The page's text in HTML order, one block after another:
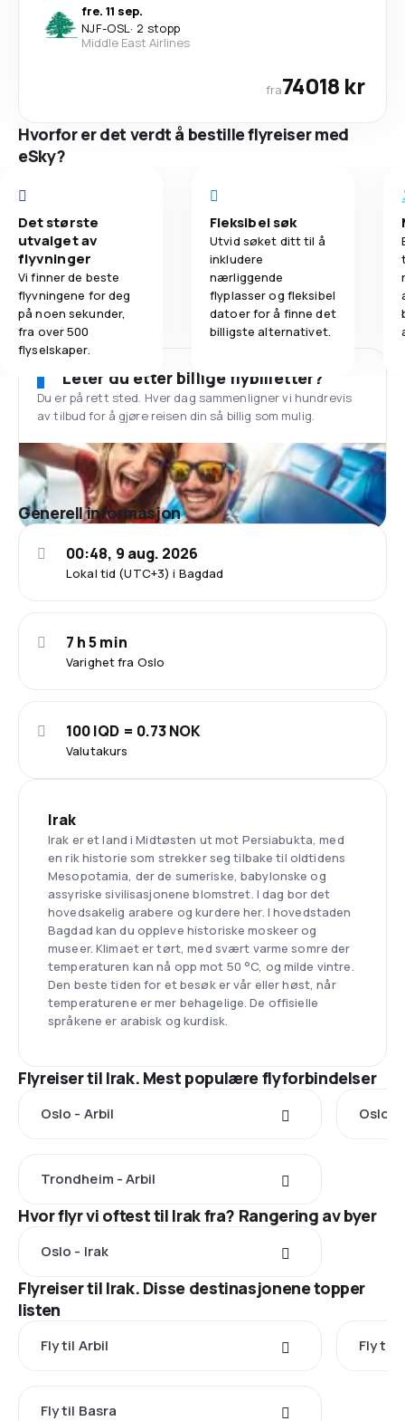
fre. 11 sep.
NJF-OSL· 2 stopp
Middle East Airlines
fra74018 kr
Hvorfor er det verdt å bestille flyreiser med
eSky?
Det største
utvalget av
flyvninger
Vi finner de beste
flyvningene for deg
på noen sekunder,
fra over 500
flyselskaper.
Fleksibel søk
Utvid søket ditt til å
inkludere
nærliggende
flyplasser og fleksibel
datoer for å finne det
billigste alternativet.
Leter du etter billige flybilletter?
Du er på rett sted. Hver dag sammenligner vi hundrevis
av tilbud for å gjøre reisen din så billig som mulig.
Generell informasjon
Lokal tid (UTC+3) i Bagdad
00:48, 9 aug. 2026
Varighet fra Oslo
7 h 5 min
Valutakurs
100 IQD = 0.73 NOK
Irak
Irak er et land i Midtøsten ut mot Persiabukta, med
en rik historie som strekker seg tilbake til oldtidens
Mesopotamia, der de sumeriske, babylonske og
assyriske sivilisasjonene blomstret. I dag bor det
hovedsakelig arabere og kurdere her. I hovedstaden
Bagdad kan du oppleve historiske moskeer og
museer. Klimaet er tørt, med svært varme somre der
temperaturen kan nå opp mot 50 °C, og milde vintre.
Den beste tiden for et besøk er vår eller høst, når
temperaturene er mer behagelige. De offisielle
språkene er arabisk og kurdisk.
Flyreiser til Irak. Mest populære flyforbindelser
Oslo - Arbil Oslo -
Trondheim - Arbil
Hvor flyr vi oftest til Irak fra? Rangering av byer
Oslo - Irak
Flyreiser til Irak. Disse destinasjonene topper
listen
Fly til Arbil Fly til
Fly til Basra